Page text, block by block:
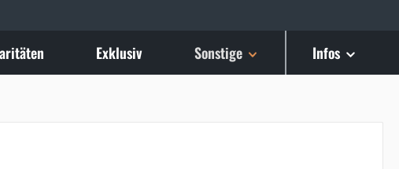
Exklusiv Sonstige Infos